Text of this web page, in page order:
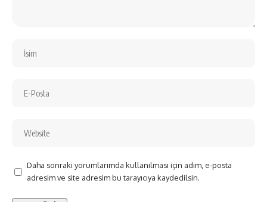
Daha sonraki yorumlarımda kullanılması için adım, e-posta
adresim ve site adresim bu tarayıcıya kaydedilsin.